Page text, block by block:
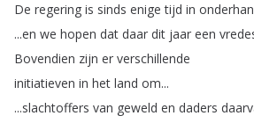
De regering is sinds enige tijd in
...en we hopen dat daar dit jaar een
Bovendien zijn er verschillende
initiatieven in het land om...
...slachtoffers van geweld en daders